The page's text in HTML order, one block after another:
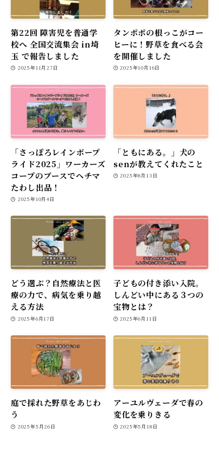
第22回 障害児を普通学
校へ 全国交流集会 in埼
玉 で報告しました
2025年11月27日
タンポポの根っこがコー
ヒーに！野草を食べる会
を開催しました
2025年10月16日
「さっぽろレインボープ
ライド2025」ワーカーズ
コープのブースでヘチマ
たわし出品！
2025年10月4日
「ともにある。」犬の
senが教えてくれたこと
2025年8月13日
どう選ぶ？自然療法と医
療の力で、病気を乗り越
える方法
2025年6月17日
子どもの付き添い入院。
しんどい中にある３つの
宝物とは？
2025年6月11日
庭で採れた野草をあじわ
う
2025年5月26日
アーユルヴェーダで春の
変化を乗りきる
2025年5月18日